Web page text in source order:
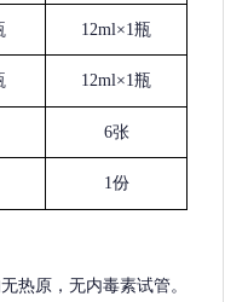
12ml×1瓶
12ml×1瓶
6张
1份
热原，无内毒素试管。